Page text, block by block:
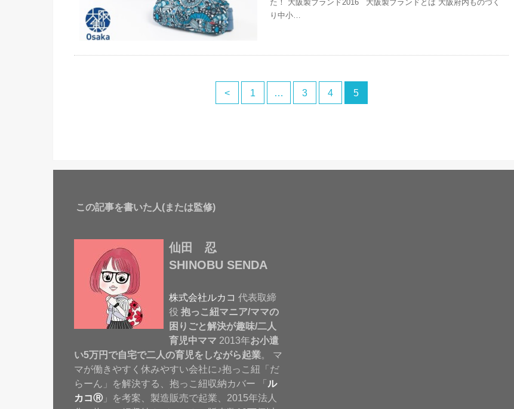
た！ 大阪製ブランド2016 大阪製ブランドとは 大阪府内ものづく
り中小…
< 1 … 3 4 5
この記事を書いた人(または監修)
仙田 忍
SHINOBU SENDA
株式会社ルカコ 代表取締
役 抱っこ紐マニア/ママの
困りごと解決が趣味/二人
育児中ママ 2013年お小遣
い5万円で自宅で二人の育児をしながら起業。 マ
マが働きやすく休みやすい会社に♪抱っこ紐「だ
らーん」を解決する、抱っこ紐収納カバー 「ル
カコⓇ 」を考案、製造販売で起業、2015年法人